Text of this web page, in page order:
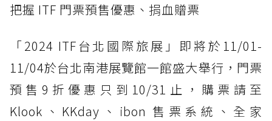
把握 ITF 門票預售優惠、捐血贈票
「2024 ITF台北國際旅展」即將於11/01-
11/04於台北南港展覽館一館盛大舉行，門票
預售9折優惠只到10/31止，購票請至
Klook、KKday、ibon 售票系統、全家